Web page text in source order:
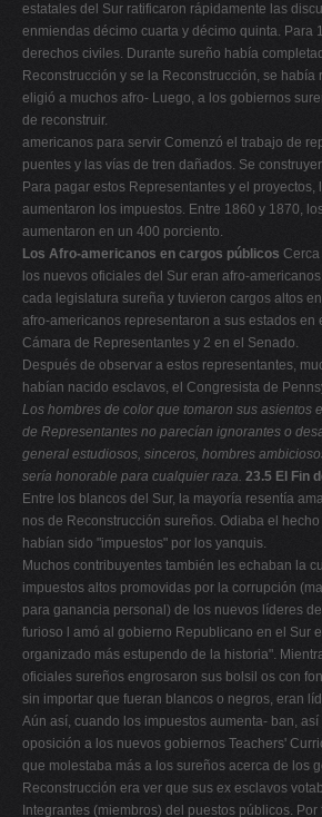
estatales del Sur ratificaron rápidamente las
enmiendas décimo cuarta y décimo quinta. Para
derechos civiles. Durante sureño había
Reconstrucción y se la Reconstrucción, se había
eligió a muchos afro- Luego, a los gobiernos
de reconstruir.
americanos para servir Comenzó el trabajo de
puentes y las vías de tren dañados. Se
Para pagar estos Representantes y el
aumentaron los impuestos. Entre 1860 y 1870,
aumentaron en un 400 porciento.
Los Afro-americanos en cargos públicos
los nuevos oficiales del Sur eran afro-
cada legislatura sureña y tuvieron cargos altos
afro-americanos representaron a sus estados
Cámara de Representantes y 2 en el Senado.
Después de observar a estos representantes,
habían nacido esclavos, el Congresista de
Los hombres de color que tomaron sus asientos
de Representantes no parecían ignorantes o
general estudiosos, sinceros, hombres
sería honorable para cualquier raza. 23.5 El Fin
Entre los blancos del Sur, la mayoría resentía
nos de Reconstrucción sureños. Odiaba el
habían sido "impuestos" por los yanquis.
Muchos contribuyentes también les echaban la
impuestos altos promovidas por la corrupción
para ganancia personal) de los nuevos líderes
furioso l amó al gobierno Republicano en el Sur
organizado más estupendo de la historia".
oficiales sureños engrosaron sus bolsil os con
sin importar que fueran blancos o negros, eran
Aún así, cuando los impuestos aumenta- ban,
oposición a los nuevos gobiernos Teachers'
que molestaba más a los sureños acerca de los
Reconstrucción era ver que sus ex esclavos
Integrantes (miembros) del puestos públicos. Por